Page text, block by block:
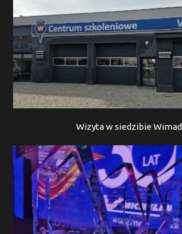
Wizyta w siedzibie Wimad